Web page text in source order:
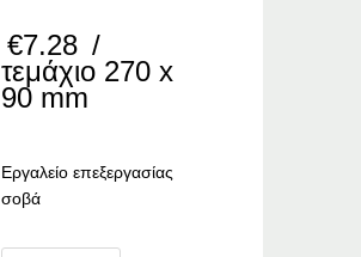
€7.28 /
τεμάχιο 270 x
90 mm
Εργαλείο επεξεργασίας
σοβά